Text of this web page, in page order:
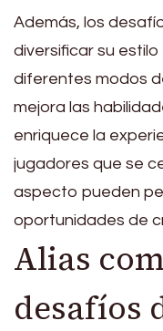
Además, los
diversificar su
diferentes modos
mejora las
enriquece la
jugadores que se
aspecto pueden
oportunidades de
Alias
desafíos